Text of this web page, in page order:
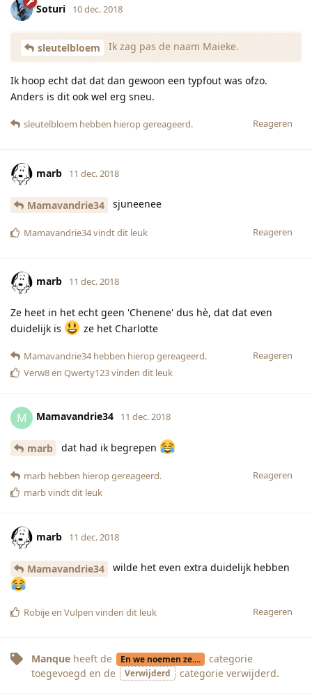
Soturi 10 dec. 2018
sleutelbloem Ik zag pas de naam Maieke.
Ik hoop echt dat dat dan gewoon een typfout was ofzo.
Anders is dit ook wel erg sneu.
Reageren
sleutelbloem hebben hierop gereageerd.
marb 11 dec. 2018
Mamavandrie34 sjuneenee
Reageren
Mamavandrie34vindt dit leuk
marb 11 dec. 2018
Ze heet in het echt geen 'Chenene' dus hè, dat dat even
duidelijk is
ze het Charlotte
Reageren
Mamavandrie34hebben hierop gereageerd.
Verw8en Qwerty123vinden dit leuk
M Mamavandrie34 11 dec. 2018
marb dat had ik begrepen
Reageren
marb hebben hierop gereageerd.
marbvindt dit leuk
marb 11 dec. 2018
Mamavandrie34 wilde het even extra duidelijk hebben
Reageren
Robijeen Vulpen vinden dit leuk
Manque heeft de En we noemen ze....
categorie
toegevoegd en de
Verwijderd categorieverwijderd.